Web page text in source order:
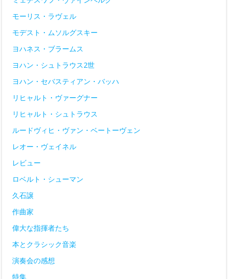
モーリス・ラヴェル
モデスト・ムソルグスキー
ヨハネス・ブラームス
ヨハン・シュトラウス2世
ヨハン・セバスティアン・バッハ
リヒャルト・ヴァーグナー
リヒャルト・シュトラウス
ルードヴィヒ・ヴァン・ベートーヴェン
レオー・ヴェイネル
レビュー
ロベルト・シューマン
久石譲
作曲家
偉大な指揮者たち
本とクラシック音楽
演奏会の感想
特集